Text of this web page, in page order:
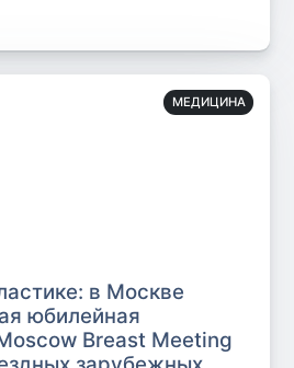
МЕДИЦИНА
в Москве
юбилейная
Breast Meeting